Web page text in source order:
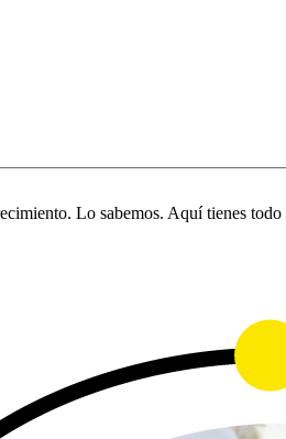
Lo sabemos. Aquí tienes